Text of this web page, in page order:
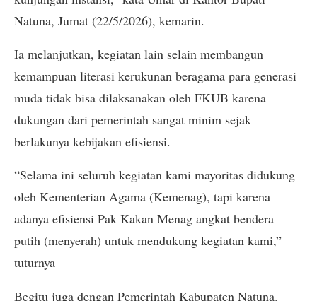
Natuna, Jumat (22/5/2026), kemarin.
Ia melanjutkan, kegiatan lain selain membangun
kemampuan literasi kerukunan beragama para generasi
muda tidak bisa dilaksanakan oleh FKUB karena
dukungan dari pemerintah sangat minim sejak
berlakunya kebijakan efisiensi.
“Selama ini seluruh kegiatan kami mayoritas didukung
oleh Kementerian Agama (Kemenag), tapi karena
adanya efisiensi Pak Kakan Menag angkat bendera
putih (menyerah) untuk mendukung kegiatan kami,”
tuturnya
Begitu juga dengan Pemerintah Kabupaten Natuna.